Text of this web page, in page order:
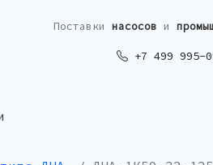
Поставки насосов и
+7 499 995-